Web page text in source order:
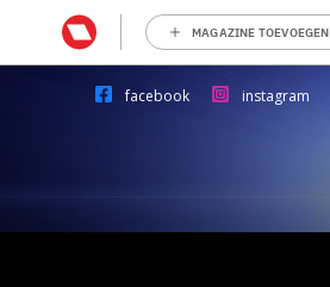
MAGAZINE TOEVOEGEN
facebook instagram